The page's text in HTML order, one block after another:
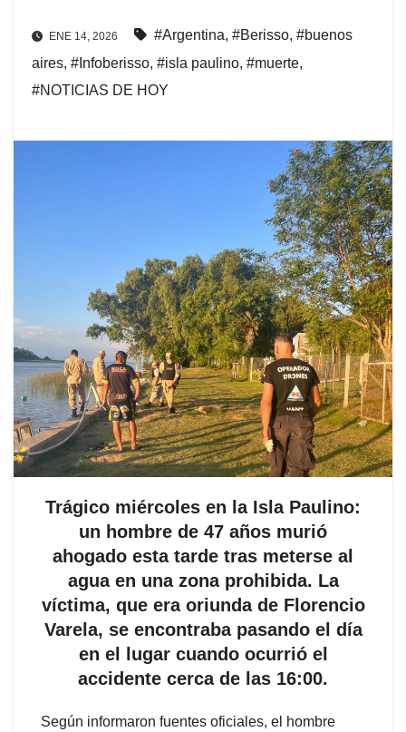
ENE 14, 2026 #Argentina, #Berisso, #buenos
aires, #Infoberisso, #isla paulino, #muerte,
#NOTICIAS DE HOY
Trágico miércoles en la Isla Paulino:
un hombre de 47 años murió
ahogado esta tarde tras meterse al
agua en una zona prohibida. La
víctima, que era oriunda de Florencio
Varela, se encontraba pasando el día
en el lugar cuando ocurrió el
accidente cerca de las 16:00.
Según informaron fuentes oficiales, el hombre